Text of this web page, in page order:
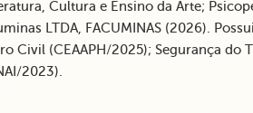
Cultura e Ensino da Arte;
LTDA, FACUMINAS (2026).
Civil (CEAAPH/2025); Segurança do
2023).